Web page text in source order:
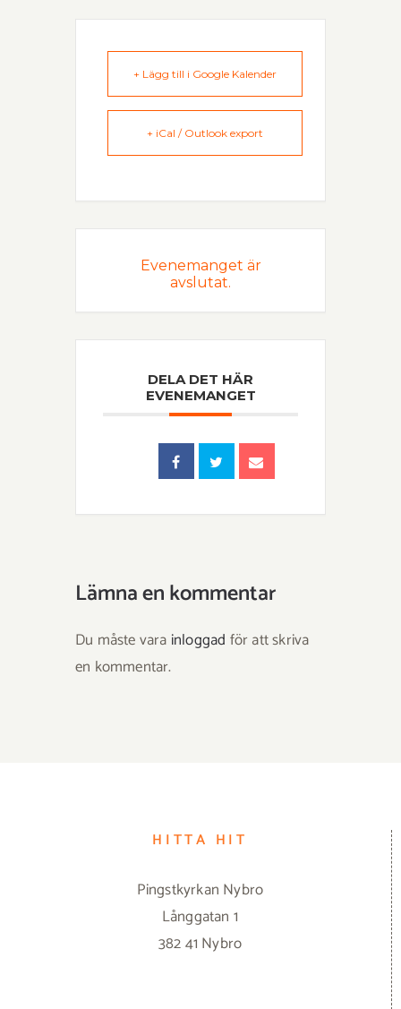
+ Lägg till i Google Kalender
+ iCal / Outlook export
Evenemanget är
avslutat.
DELA DET HÄR
EVENEMANGET
Lämna en kommentar
Du måste vara inloggad för att skriva
en kommentar.
HITTA HIT
Pingstkyrkan Nybro
Långgatan 1
382 41 Nybro